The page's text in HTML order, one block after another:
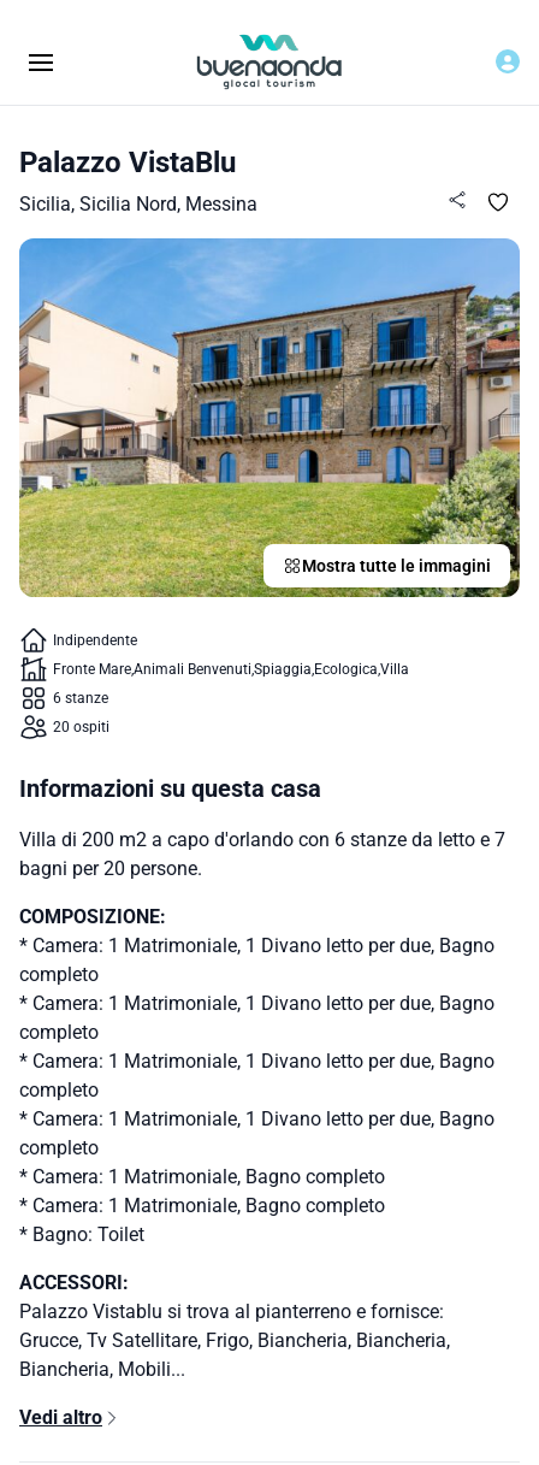
Palazzo VistaBlu
Sicilia, Sicilia Nord, Messina
Mostra tutte le immagini
Indipendente
Fronte MareAnimali Benvenuti Spiaggia Ecologica Villa
6 stanze
20 ospiti
Informazioni su questa casa
Villa di 200 m2 a capo d'orlando con 6 stanze da letto e 7
bagni per 20 persone.
COMPOSIZIONE:
* Camera: 1 Matrimoniale, 1 Divano letto per due, Bagno
completo
* Camera: 1 Matrimoniale, 1 Divano letto per due, Bagno
completo
* Camera: 1 Matrimoniale, 1 Divano letto per due, Bagno
completo
* Camera: 1 Matrimoniale, 1 Divano letto per due, Bagno
completo
* Camera: 1 Matrimoniale, Bagno completo
* Camera: 1 Matrimoniale, Bagno completo
* Bagno: Toilet
ACCESSORI:
Palazzo Vistablu si trova al pianterreno e fornisce:
Grucce, Tv Satellitare, Frigo, Biancheria, Biancheria,
Biancheria, Mobili...
Vedi altro